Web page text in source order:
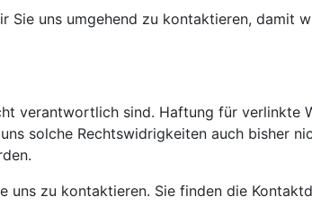
uns umgehend zu kontaktieren, damit
verantwortlich sind. Haftung für verlinkte
solche Rechtswidrigkeiten auch bisher
zu kontaktieren. Sie finden die